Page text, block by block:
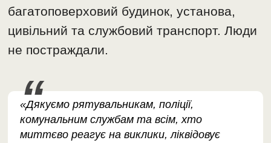
багатоповерховий будинок, установа,
цивільний та службовий транспорт. Люди
не постраждали.
«Дякуємо рятувальникам, поліції,
комунальним службам та всім, хто
миттєво реагує на виклики, ліквідовує